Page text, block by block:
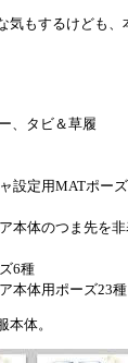
もするけども、
、タビ＆草履
設定用MATポー
本体のつま先を
6種
本体用ポーズ23種
体。